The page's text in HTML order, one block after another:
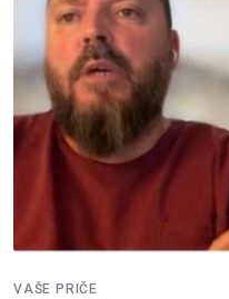
VAŠE PRIČE